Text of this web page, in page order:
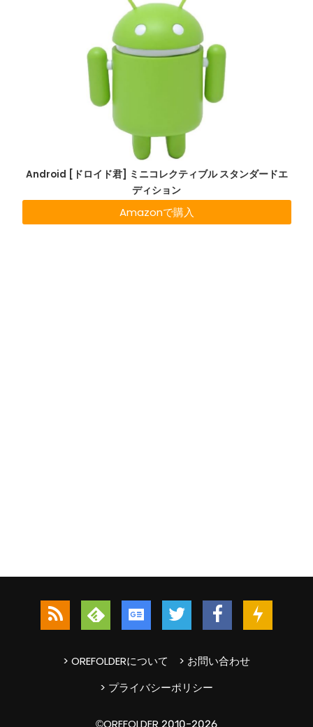
Android [ドロイド君] ミニコレクティブル スタンダードエ
ディション
Amazonで購入
> OREFOLDERについて
> お問い合わせ
> プライバシーポリシー
©OREFOLDER 2010-2026